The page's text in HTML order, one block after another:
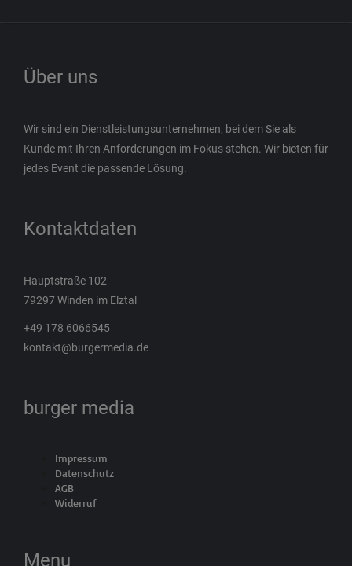
Über uns
Wir sind ein Dienstleistungsunternehmen, bei dem Sie als
Kunde mit Ihren Anforderungen im Fokus stehen. Wir bieten für
jedes Event die passende Lösung.
Kontaktdaten
Hauptstraße 102
79297 Winden im Elztal
+49 178 6066545
kontakt@burgermedia.de
burger media
Impressum
Datenschutz
AGB
Widerruf
Menu